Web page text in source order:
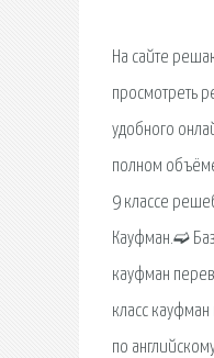
На сайте
просмотреть
удобного
полном
9 классе
Кауфман.➫
кауфман
класс
по